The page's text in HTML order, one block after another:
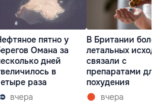
пятно у
Омана за
дней
в
раза
вчера
В Британии
летальных
связали с
препаратами для
похудения
вчера